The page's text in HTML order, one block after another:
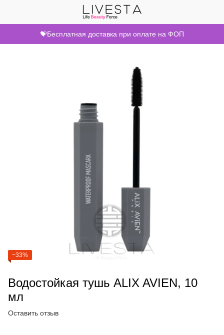
💝Бесплатная доставка при оплате на ФОП
−33%
Водостойкая тушь ALIX AVIEN, 10
мл
Оставить отзыв